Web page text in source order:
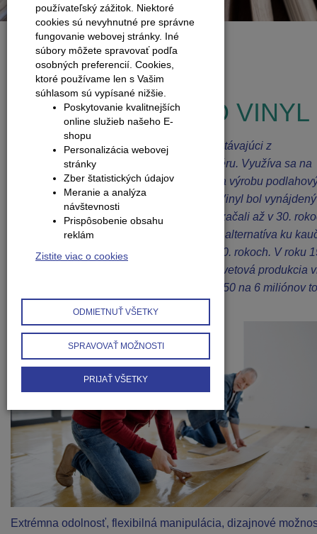
Zobraziť všetky novinky
NIE JE VINYL AKO VINYL
Vinyl je syntetická živica alebo plast pozostávajúci z
polyvinylchloridu alebo príbuzného polyméru. Využíva sa na
tapety, krycie materiály, hudobné platne, na výrobu
krytín, nábytku alebo dokonca oblečenia. Vinyl bol
19. storočí, ale prvé experimenty s ním sa začali až v 30.
20. storočia. Vinyl bol využívaný často ako alternatíva ku
Priemyselné využitie vinylu sa rozšírilo v 50. rokoch. V roku
sa začalo už aj s recykláciou vinylu. Celosvetová produkcia
explodovala z 220 000 ton ročne v roku 1950 na 6 miliónov
Extrémna odolnosť, flexibilná manipulácia, dizajnové
používateľský zážitok. Niektoré
cookies sú nevyhnutné pre správne
fungovanie webovej stránky. Iné
súbory môžete spravovať podľa
osobných preferencií. Cookies,
ktoré používame len s Vašim
súhlasom sú vypísané nižšie.
Poskytovanie kvalitnejších
online služieb našeho E-
shopu
Personalizácia webovej
stránky
Zber štatistických údajov
Meranie a analýza
návštevnosti
Prispôsobenie obsahu
reklám
Zistite viac o cookies
ODMIETNUŤ VŠETKY
SPRAVOVAŤ MOŽNOSTI
PRIJAŤ VŠETKY